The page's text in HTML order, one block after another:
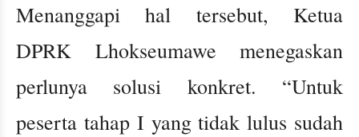
Menanggapi hal tersebut, Ketua
DPRK Lhokseumawe menegaskan
perlunya solusi konkret. “Untuk
peserta tahap I yang tidak lulus sudah